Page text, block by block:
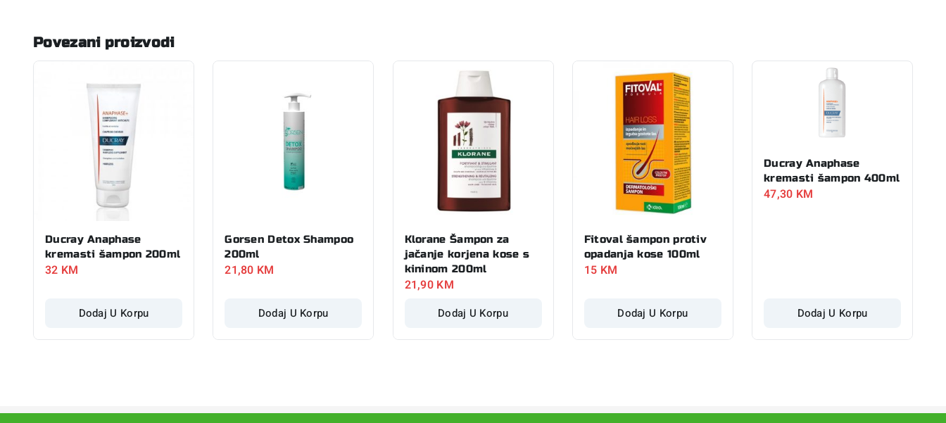
Povezani proizvodi
Ducray Anaphase
kremasti šampon 200ml
32 KM
Dodaj U Korpu
Gorsen Detox Shampoo
200ml
21,80 KM
Dodaj U Korpu
Klorane Šampon za
jačanje korjena kose s
kininom 200ml
21,90 KM
Dodaj U Korpu
Fitoval šampon protiv
opadanja kose 100ml
15 KM
Dodaj U Korpu
Ducray Anaphase
kremasti šampon 400ml
47,30 KM
Dodaj U Korpu